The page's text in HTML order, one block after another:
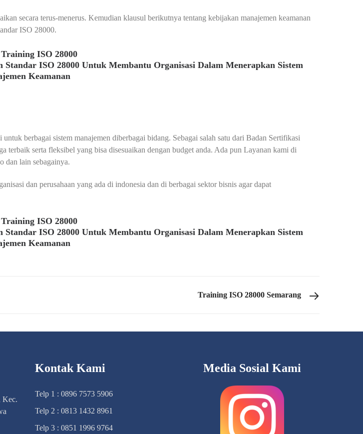
secara terus-menerus. Kemudian klausul berikutnya tentang kebijakan manajemen keamanan
ISO 28000.
ISO 28000
ISO 28000 Untuk Membantu Organisasi Dalam Menerapkan Sistem
Keamanan
berbagai sistem manajemen diberbagai bidang. Sebagai salah satu dari Badan Sertifikasi
terbaik serta fleksibel yang bisa disesuaikan dengan budget anda. Ada pun Layanan kami di
dan lain sebagainya.
dan perusahaan yang ada di indonesia dan di berbagai sektor bisnis agar dapat
ISO 28000
ISO 28000 Untuk Membantu Organisasi Dalam Menerapkan Sistem
Keamanan
Training ISO 28000 Semarang
Kec.
Kontak Kami
Telp 1 : 0896 7573 5906
Telp 2 : 0813 1432 8961
Telp 3 : 0851 1996 9764
Media Sosial Kami